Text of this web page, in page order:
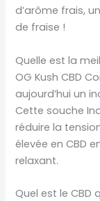
d’arôme frais,
de fraise !
Quelle est la
OG Kush CBD
aujourd’hui un
Cette souche
réduire la
élevée en CBD
relaxant.
Quel est le CBD